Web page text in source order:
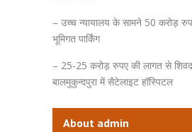
– उच्च न्यायालय के सामने 50 करोड़
भूमिगत पार्किंग
– 25-25 करोड़ रुपए की लागत से
बालमुकुन्दपुरा में सैटेलाइट हॉस्पिटल
About admin